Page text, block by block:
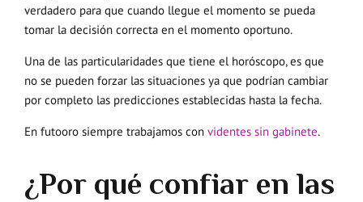
verdadero para que cuando llegue el momento se pueda
tomar la decisión correcta en el momento oportuno.
Una de las particularidades que tiene el horóscopo, es que
no se pueden forzar las situaciones ya que podrían cambiar
por completo las predicciones establecidas hasta la fecha.
En futooro siempre trabajamos con videntes sin gabinete.
¿Por qué confiar en las